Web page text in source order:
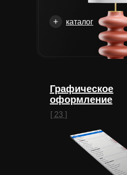
[ 23 ]
Графическое
оформление
каталог